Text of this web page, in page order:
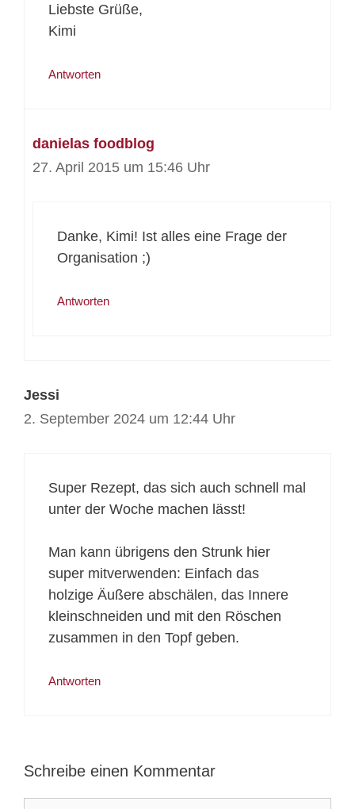
Liebste Grüße,
Kimi
Antworten
danielas foodblog
27. April 2015 um 15:46 Uhr
Danke, Kimi! Ist alles eine Frage der
Organisation ;)
Antworten
Jessi
2. September 2024 um 12:44 Uhr
Super Rezept, das sich auch schnell mal
unter der Woche machen lässt!
Man kann übrigens den Strunk hier
super mitverwenden: Einfach das
holzige Äußere abschälen, das Innere
kleinschneiden und mit den Röschen
zusammen in den Topf geben.
Antworten
Schreibe einen Kommentar